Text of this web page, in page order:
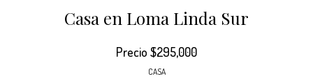
Casa en Loma Linda Sur
Precio $295,000
CASA